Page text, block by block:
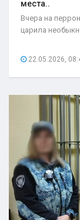
места..
Вчера на
царила
22.05.2026,